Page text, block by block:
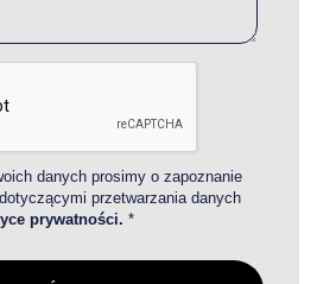
danych prosimy o zapoznanie
przetwarzania danych
prywatności. *